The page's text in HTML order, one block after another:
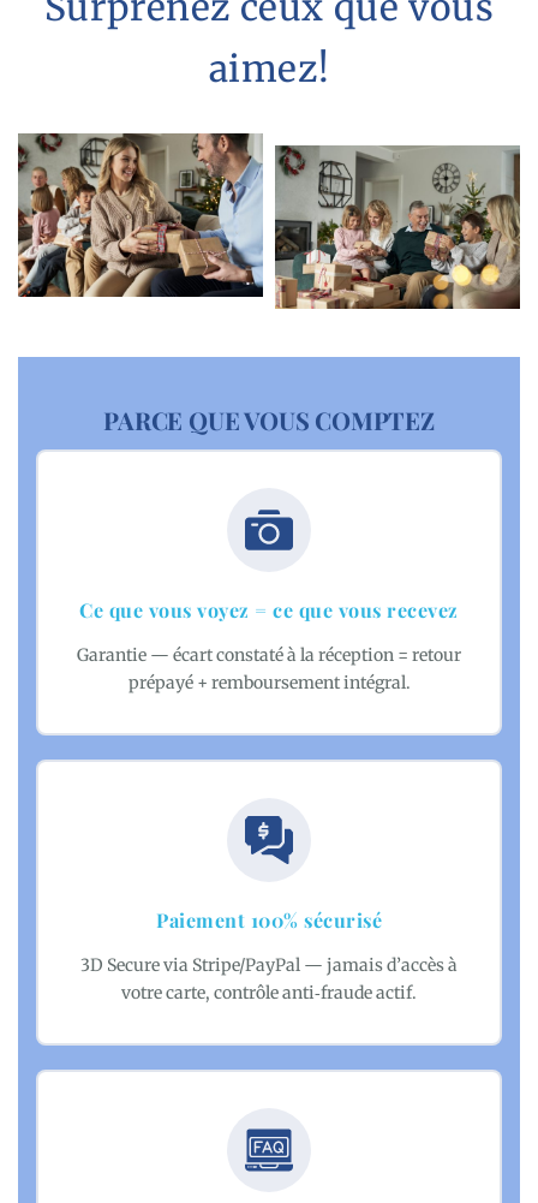
aimez!
PARCE QUE VOUS COMPTEZ
Ce que vous voyez = ce que vous recevez
Garantie — écart constaté à la réception = retour
prépayé + remboursement intégral.
Paiement 100% sécurisé
3D Secure via Stripe/PayPal — jamais d’accès à
votre carte, contrôle anti‑fraude actif.